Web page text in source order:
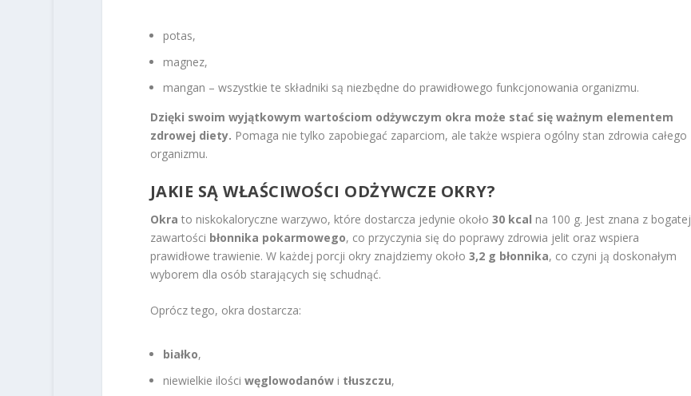
potas,
magnez,
mangan – wszystkie te składniki są niezbędne do prawidłowego funkcjonowania organizmu.
Dzięki swoim wyjątkowym wartościom odżywczym okra może stać się ważnym elementem
zdrowej diety. Pomaga nie tylko zapobiegać zaparciom, ale także wspiera ogólny stan zdrowia całego
organizmu.
JAKIE SĄ WŁAŚCIWOŚCI ODŻYWCZE OKRY?
Okra to niskokaloryczne warzywo, które dostarcza jedynie około 30 kcal na 100 g. Jest znana z bogatej
zawartości błonnika pokarmowego, co przyczynia się do poprawy zdrowia jelit oraz wspiera
prawidłowe trawienie. W każdej porcji okry znajdziemy około 3,2 g błonnika, co czyni ją doskonałym
wyborem dla osób starających się schudnąć.
Oprócz tego, okra dostarcza:
białko,
niewielkie ilości węglowodanówi tłuszczu,